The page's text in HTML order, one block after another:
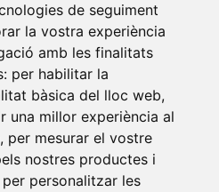
de seguiment
la vostra experiència
amb les finalitats
per habilitar la
bàsica del lloc web,
una millor experiència al
, per mesurar el vostre
nostres productes i
personalitzar les
10
s/n